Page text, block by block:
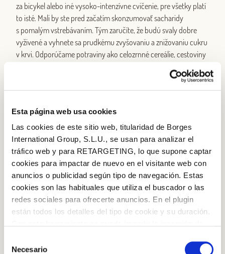
Esta página web usa cookies
Las cookies de este sitio web, titularidad de Borges
International Group, S.L.U., se usan para analizar el
tráfico web y para RETARGETING, lo que supone captar
cookies para impactar de nuevo en el visitante web con
anuncios o publicidad según tipo de navegación. Estas
cookies son las habituales que utiliza el buscador o las
redes sociales para ofrecerte anuncios. En el plugin
están todos los detalles del tipo de cookie y su duración.
la web aparece cómo evitar las cookies en el navegador.
Necesario
za bicykel alebo iné vysoko-intenzívne cvičenie, pre všetky platí
to isté. Mali by ste pred začatím skonzumovať sacharidy
s pomalým vstrebávaním. Tým zaručíte, že budú svaly dobre
vyživené a vyhnete sa prudkému zvyšovaniu a znižovaniu cukru
v krvi. Odporúčame potraviny ako celozrnné cereálie, cestoviny
optimálnu telesnú teplotu počas plávania. Nezabudnite po
cvičení prijať bielkoviny.
Posilňovanie : svalom sa najviac zíde poriadna dávka bielkovín.
Najvhodnejšie sú živočíšne (biele mäso, vajcia alebo ryby),
pretože sa najlepšie vstrebávajú a pomáhajú telu nabrať svalovú
hmotu.
Joga alebo pilates: ak sa chystáte na jednoduchšie cvičenia,
hlad a viete, že vaša energetická spotreba nebude príliš veľká,